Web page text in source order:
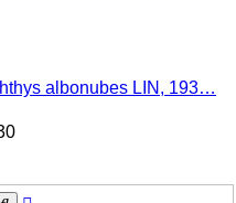
albonubes LIN, 193…